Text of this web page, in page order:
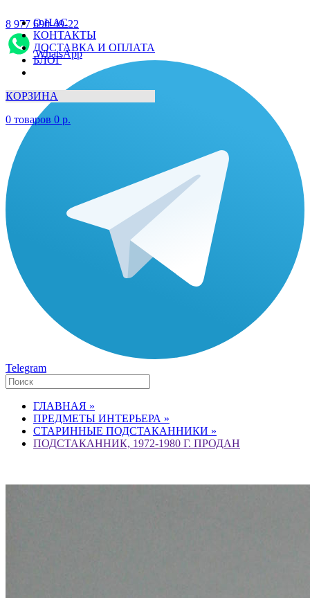
О НАС
КОНТАКТЫ
ДОСТАВКА И ОПЛАТА
БЛОГ
КОРЗИНА
0 товаров 0 р.
8 977 690-49-22
WhatsApp
Telegram
ГЛАВНАЯ »
ПРЕДМЕТЫ ИНТЕРЬЕРА »
СТАРИННЫЕ ПОДСТАКАННИКИ »
ПОДСТАКАННИК, 1972-1980 Г. ПРОДАН